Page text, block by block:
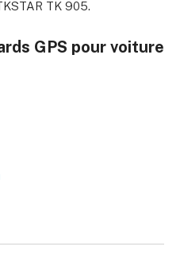
TK 905.
GPS pour voiture